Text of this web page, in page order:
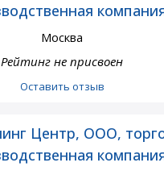
Москва
Рейтинг не присвоен
Оставить отзыв
Центр, ООО,